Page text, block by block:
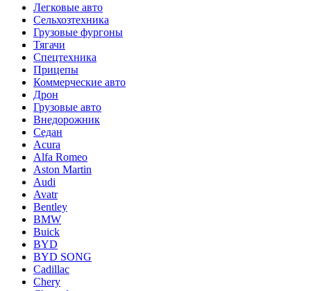
Легковые авто
Сельхозтехника
Грузовые фургоны
Тягачи
Спецтехника
Прицепы
Коммерческие авто
Дрон
Грузовые авто
Внедорожник
Седан
Acura
Alfa Romeo
Aston Martin
Audi
Avatr
Bentley
BMW
Buick
BYD
BYD SONG
Cadillac
Chery